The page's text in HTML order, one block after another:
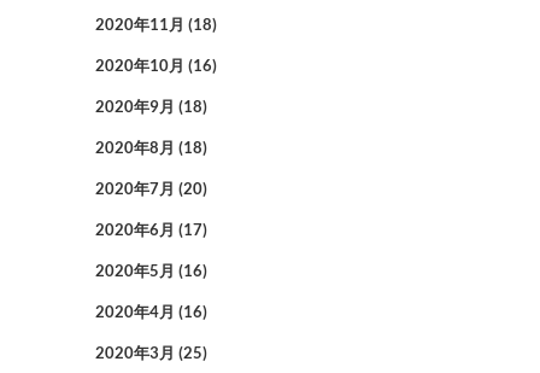
2020年11月 (18)
2020年10月 (16)
2020年9月 (18)
2020年8月 (18)
2020年7月 (20)
2020年6月 (17)
2020年5月 (16)
2020年4月 (16)
2020年3月 (25)